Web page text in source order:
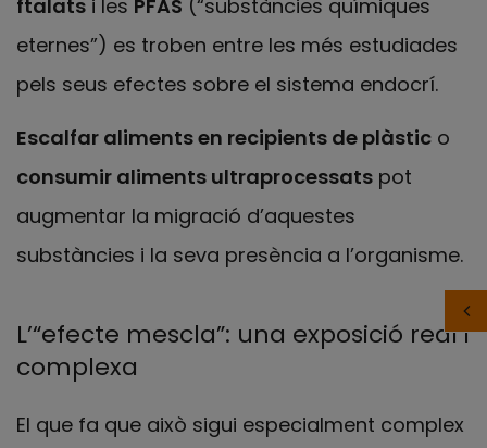
ftalats i les PFAS (“substàncies químiques
eternes”) es troben entre les més estudiades
pels seus efectes sobre el sistema endocrí.
Escalfar aliments en recipients de plàstic o
consumir aliments ultraprocessats pot
augmentar la migració d’aquestes
substàncies i la seva presència a l’organisme.
L’“efecte mescla”: una exposició real i
complexa
El que fa que això sigui especialment complex